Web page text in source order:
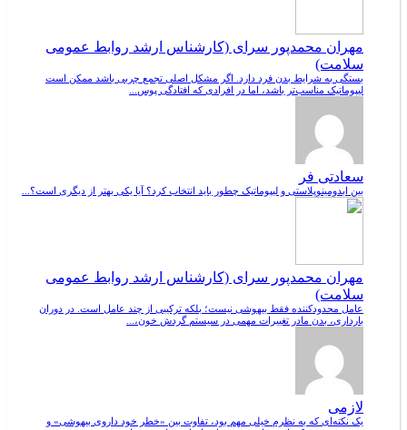
مهران محمدپور سرای (کارشناس ارشد روابط عمومی
سلامت)
بستگی به شرایط بدن فرد دارد. اگر مشکل اصلی تجمع چربی باشد ممکن است
لیپوماتیک مناسب‌تر باشد، اما در افرادی که افتادگی پوس...
سعادتی فر
بین ابدومینوپلاستی و لیپوماتیک چطور باید انتخاب کرد؟ آیا یکی بهتر از دیگری است؟...
مهران محمدپور سرای (کارشناس ارشد روابط عمومی
سلامت)
عامل محدودکننده فقط بیهوشی نیست؛ بلکه ترکیبی از چند عامل است. در دوران
بارداری، بدن مادر تغییرات مهمی در سیستم گردش خون،...
لازمی
یک نکته‌ای که به نظرم خیلی مهم بود، تفاوت بین «خطر خود داروی بیهوشی» و